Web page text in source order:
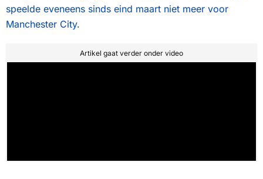
speelde eveneens sinds eind maart niet meer voor
Manchester City.
Artikel gaat verder onder video